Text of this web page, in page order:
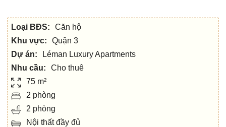
Loại BĐS:
Căn hộ
Khu vực:
Quận 3
Dự án:
Léman Luxury Apartments
Nhu cầu:
Cho thuê
75 m²
2 phòng
2 phòng
Nội thất đầy đủ